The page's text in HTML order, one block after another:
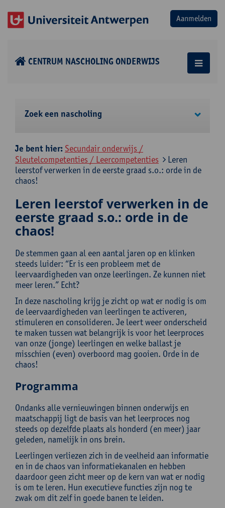
CENTRUM NASCHOLING ONDERWIJS
Zoek een nascholing
Je bent hier: Secundair onderwijs /
Sleutelcompetenties / Leercompetenties
Leren
leerstof verwerken in de eerste graad s.o.: orde in de
chaos!
Leren leerstof verwerken in de
eerste graad s.o.: orde in de
chaos!
De stemmen gaan al een aantal jaren op en klinken
steeds luider: “Er is een probleem met de
leervaardigheden van onze leerlingen. Ze kunnen niet
meer leren.” Echt?
In deze nascholing krijg je zicht op wat er nodig is om
de leervaardigheden van leerlingen te activeren,
stimuleren en consolideren. Je leert weer onderscheid
te maken tussen wat belangrijk is voor het leerproces
van onze (jonge) leerlingen en welke ballast je
misschien (even) overboord mag gooien. Orde in de
chaos!
Programma
Ondanks alle vernieuwingen binnen onderwijs en
maatschappij ligt de basis van het leerproces nog
steeds op dezelfde plaats als honderd (en meer) jaar
geleden, namelijk in ons brein.
Leerlingen verliezen zich in de veelheid aan informatie
en in de chaos van informatiekanalen en hebben
daardoor geen zicht meer op de kern van wat er nodig
is om te leren. Hun executieve functies zijn nog te
zwak om dit zelf in goede banen te leiden.